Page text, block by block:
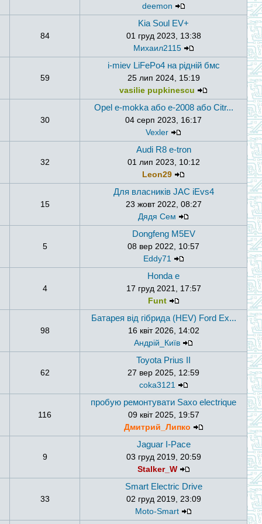
deemon
84
Kia Soul EV+
01 груд 2023, 13:38
Михаил2115
59
i-miev LiFePo4 на рідній бмс
25 лип 2024, 15:19
vasilie pupkinescu
30
Opel e-mokka або e-2008 або Citr...
04 серп 2023, 16:17
Vexler
32
Audi R8 e-tron
01 лип 2023, 10:12
Leon29
15
Для власників JAC iEvs4
23 жовт 2022, 08:27
Дядя Сем
5
Dongfeng M5EV
08 вер 2022, 10:57
Eddy71
4
Honda e
17 груд 2021, 17:57
Funt
98
Батарея від гібрида (HEV) Ford Ex...
16 квіт 2026, 14:02
Андрій_Київ
62
Toyota Prius II
27 вер 2025, 12:59
coka3121
116
пробую ремонтувати Saxo electrique
09 квіт 2025, 19:57
Дмитрий_Липко
9
Jaguar I-Pace
03 груд 2019, 20:59
Stalker_W
33
Smart Electric Drive
02 груд 2019, 23:09
Moto-Smart